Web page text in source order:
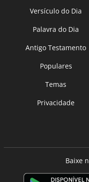
Versículo do Dia
Palavra do Dia
Antigo Testamento
Populares
Temas
Privacidade
Baixe